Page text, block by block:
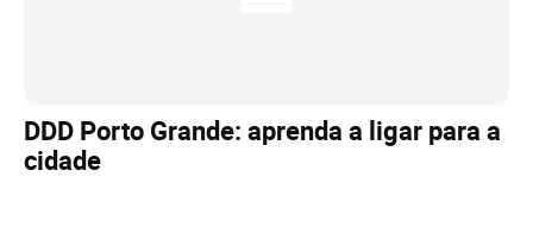
DDD Porto Grande: aprenda a ligar para a
cidade